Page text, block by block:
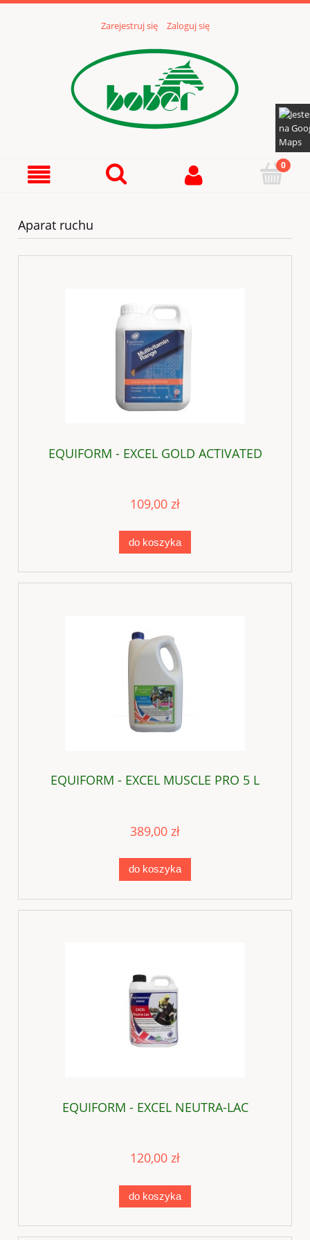
Zarejestruj się Zaloguj się
Aparat ruchu
EQUIFORM - EXCEL GOLD ACTIVATED
109,00 zł
do koszyka
EQUIFORM - EXCEL MUSCLE PRO 5 L
389,00 zł
do koszyka
EQUIFORM - EXCEL NEUTRA-LAC
120,00 zł
do koszyka